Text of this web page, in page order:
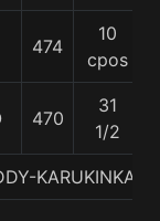
474
10
cpos
470
31
1/2
KARUKINKA-